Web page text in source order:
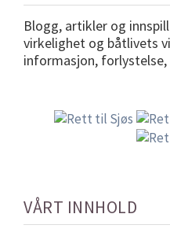
Blogg, artikler og
virkelighet og båtlivets
informasjon,
VÅRT INNHOLD